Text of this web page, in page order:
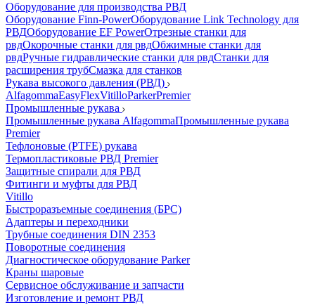
Оборудование для производства РВД
Оборудование Finn-PowerОборудование Link Technology для
РВДОборудование EF PowerОтрезные станки для
рвдОкорочные станки для рвдОбжимные станки для
рвдРучные гидравлические станки для рвдСтанки для
расширения трубСмазка для станков
Рукава высокого давления (РВД)
AlfagommaEasyFlexVitilloParkerPremier
Промышленные рукава
Промышленные рукава AlfagommaПромышленные рукава
Premier
Тефлоновые (PTFE) рукава
Термопластиковые РВД Premier
Защитные спирали для РВД
Фитинги и муфты для РВД
Vitillo
Быстроразъемные соединения (БРС)
Адаптеры и переходники
Трубные соединения DIN 2353
Поворотные соединения
Диагностическое оборудование Parker
Краны шаровые
Сервисное обслуживание и запчасти
Изготовление и ремонт РВД